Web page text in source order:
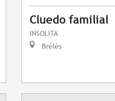
Cluedo familial
INSOLITA
Brélès